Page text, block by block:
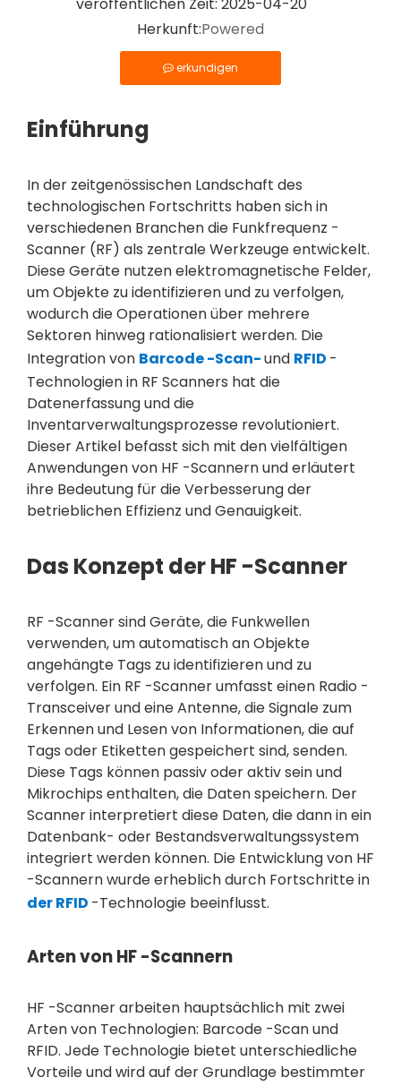
Herkunft:Powered
erkundigen
Einführung
In der zeitgenössischen Landschaft des
technologischen Fortschritts haben sich in
verschiedenen Branchen die Funkfrequenz -
Scanner (RF) als zentrale Werkzeuge entwickelt.
Diese Geräte nutzen elektromagnetische Felder,
um Objekte zu identifizieren und zu verfolgen,
wodurch die Operationen über mehrere
Sektoren hinweg rationalisiert werden. Die
Integration von Barcode -Scan-und RFID -
Technologien in RF Scanners hat die
Datenerfassung und die
Inventarverwaltungsprozesse revolutioniert.
Dieser Artikel befasst sich mit den vielfältigen
Anwendungen von HF -Scannern und erläutert
ihre Bedeutung für die Verbesserung der
betrieblichen Effizienz und Genauigkeit.
Das Konzept der HF -Scanner
RF -Scanner sind Geräte, die Funkwellen
verwenden, um automatisch an Objekte
angehängte Tags zu identifizieren und zu
verfolgen. Ein RF -Scanner umfasst einen Radio -
Transceiver und eine Antenne, die Signale zum
Erkennen und Lesen von Informationen, die auf
Tags oder Etiketten gespeichert sind, senden.
Diese Tags können passiv oder aktiv sein und
Mikrochips enthalten, die Daten speichern. Der
Scanner interpretiert diese Daten, die dann in ein
Datenbank- oder Bestandsverwaltungssystem
integriert werden können. Die Entwicklung von HF
-Scannern wurde erheblich durch Fortschritte in
der RFID -Technologie beeinflusst.
Arten von HF -Scannern
HF -Scanner arbeiten hauptsächlich mit zwei
Arten von Technologien: Barcode -Scan und
RFID. Jede Technologie bietet unterschiedliche
Vorteile und wird auf der Grundlage bestimmter